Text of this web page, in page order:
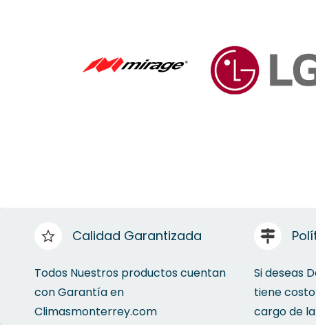
Calidad Garantizada
Todos Nuestros productos cuentan
con Garantía en
Climasmonterrey.com
Si deseas
tiene
cargo de